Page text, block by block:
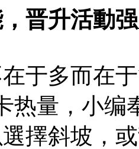
晋升活動
于多而在
热量，小编
擇斜坡，